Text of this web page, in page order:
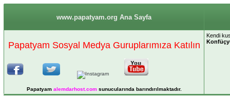
www.papatyam.org Ana Sayfa
Papatyam Sosyal Medya Guruplarımıza Katılın
Papatyam alemdarhost.comsunucularında barındırılmaktadır.
Kendi